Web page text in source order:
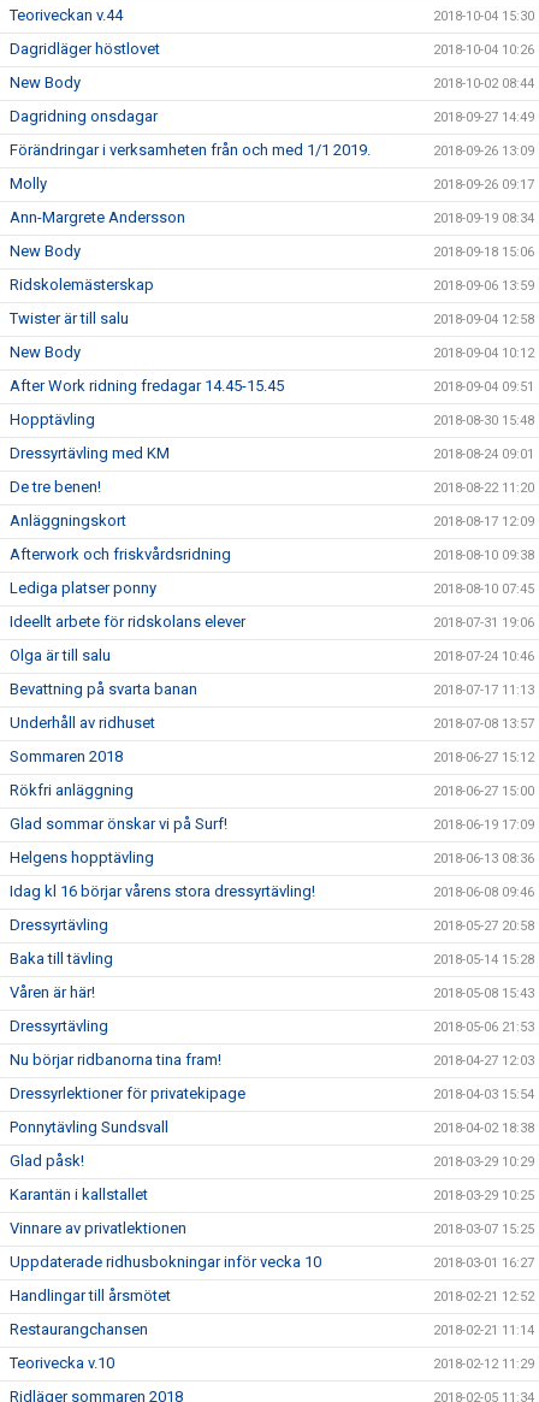
Teoriveckan v.44 2018-10-04 15:30
Dagridläger höstlovet 2018-10-04 10:26
New Body 2018-10-02 08:44
Dagridning onsdagar 2018-09-27 14:49
Förändringar i verksamheten från och med 1/1 2019. 2018-09-26 13:09
Molly 2018-09-26 09:17
Ann-Margrete Andersson 2018-09-19 08:34
New Body 2018-09-18 15:06
Ridskolemästerskap 2018-09-06 13:59
Twister är till salu 2018-09-04 12:58
New Body 2018-09-04 10:12
After Work ridning fredagar 14.45-15.45 2018-09-04 09:51
Hopptävling 2018-08-30 15:48
Dressyrtävling med KM 2018-08-24 09:01
De tre benen! 2018-08-22 11:20
Anläggningskort 2018-08-17 12:09
Afterwork och friskvårdsridning 2018-08-10 09:38
Lediga platser ponny 2018-08-10 07:45
Ideellt arbete för ridskolans elever 2018-07-31 19:06
Olga är till salu 2018-07-24 10:46
Bevattning på svarta banan 2018-07-17 11:13
Underhåll av ridhuset 2018-07-08 13:57
Sommaren 2018 2018-06-27 15:12
Rökfri anläggning 2018-06-27 15:00
Glad sommar önskar vi på Surf! 2018-06-19 17:09
Helgens hopptävling 2018-06-13 08:36
Idag kl 16 börjar vårens stora dressyrtävling! 2018-06-08 09:46
Dressyrtävling 2018-05-27 20:58
Baka till tävling 2018-05-14 15:28
Våren är här! 2018-05-08 15:43
Dressyrtävling 2018-05-06 21:53
Nu börjar ridbanorna tina fram! 2018-04-27 12:03
Dressyrlektioner för privatekipage 2018-04-03 15:54
Ponnytävling Sundsvall 2018-04-02 18:38
Glad påsk! 2018-03-29 10:29
Karantän i kallstallet 2018-03-29 10:25
Vinnare av privatlektionen 2018-03-07 15:25
Uppdaterade ridhusbokningar inför vecka 10 2018-03-01 16:27
Handlingar till årsmötet 2018-02-21 12:52
Restaurangchansen 2018-02-21 11:14
Teorivecka v.10 2018-02-12 11:29
Ridläger sommaren 2018 2018-02-05 11:34